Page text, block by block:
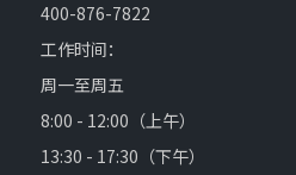
400-876-7822
工作时间：
周一至周五
8:00 - 12:00（上午）
13:30 - 17:30（下午）